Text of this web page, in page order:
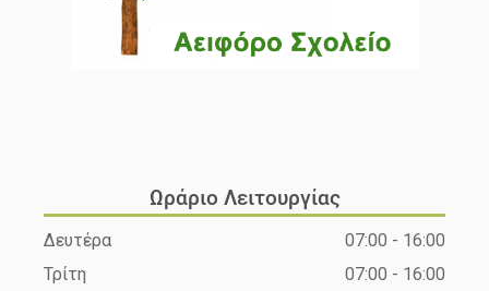
Ωράριο Λειτουργίας
Δευτέρα
07:00 - 16:00
Τρίτη
07:00 - 16:00